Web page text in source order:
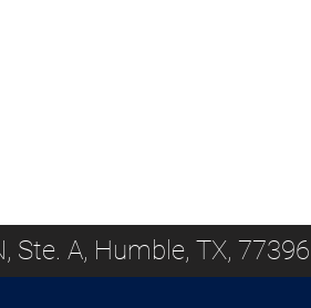
Ste. A, Humble, TX, 77396